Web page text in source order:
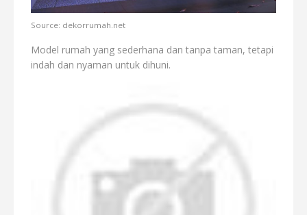
Source: dekorrumah.net
Model rumah yang sederhana dan tanpa taman, tetapi
indah dan nyaman untuk dihuni.